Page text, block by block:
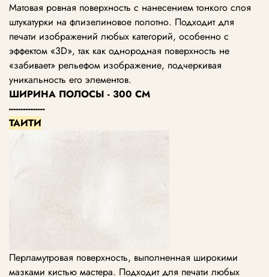
Матовая ровная поверхность с нанесением тонкого слоя
штукатурки на флизелиновое полотно. Подходит для
печати изображений любых категорий, особенно с
эффектом «3D», так как однородная поверхность не
«забивает» рельефом изображение, подчеркивая
уникальность его элементов.
ШИРИНА ПОЛОСЫ - 300 СМ
---------------
ТАИТИ
Перламутровая поверхность, выполненная широкими
мазками кистью мастера. Подходит для печати любых